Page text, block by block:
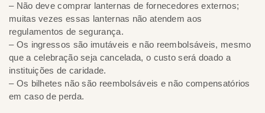
– Não deve comprar lanternas de fornecedores externos;
muitas vezes essas lanternas não atendem aos
regulamentos de segurança.
– Os ingressos são imutáveis e não reembolsáveis, mesmo
que a celebração seja cancelada, o custo será doado a
instituições de caridade.
– Os bilhetes não são reembolsáveis e não compensatórios
em caso de perda.